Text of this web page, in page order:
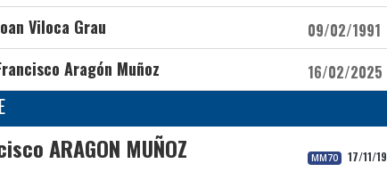
Viloca Grau 09/02/1991
Aragón Muñoz 16/02/2025
ARAGON MUÑOZ MM70 17/11/